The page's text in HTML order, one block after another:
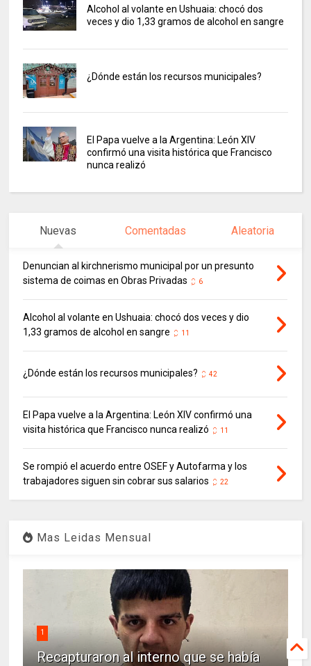
Alcohol al volante en Ushuaia: chocó dos
veces y dio 1,33 gramos de alcohol en sangre
¿Dónde están los recursos municipales?
El Papa vuelve a la Argentina: León XIV
confirmó una visita histórica que Francisco
nunca realizó
Nuevas Comentadas Aleatoria
Denuncian al kirchnerismo municipal por un presunto
sistema de coimas en Obras Privadas
6
Alcohol al volante en Ushuaia: chocó dos veces y dio
1,33 gramos de alcohol en sangre
11
¿Dónde están los recursos municipales? 42
El Papa vuelve a la Argentina: León XIV confirmó una
visita histórica que Francisco nunca realizó
11
Se rompió el acuerdo entre OSEF y Autofarma y los
trabajadores siguen sin cobrar sus salarios
22
Mas Leidas Mensual
1
Recapturaron al interno que se había